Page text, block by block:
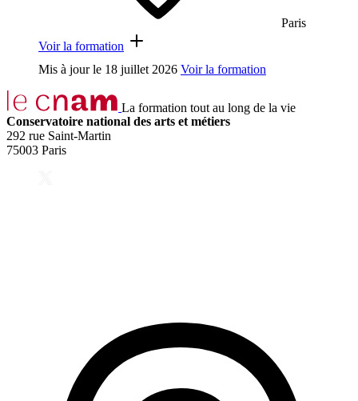
Paris
Voir la formation
Mis à jour le 18 juillet 2026 Voir la formation
La formation tout au long de la vie
Conservatoire national des arts et métiers
292 rue Saint-Martin
75003 Paris